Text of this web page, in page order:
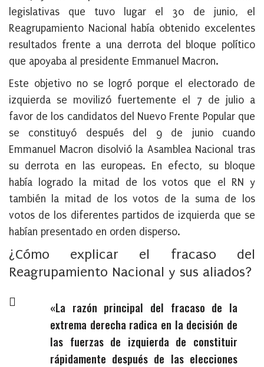
legislativas que tuvo lugar el 30 de junio, el
Reagrupamiento Nacional había obtenido excelentes
resultados frente a una derrota del bloque político
que apoyaba al presidente Emmanuel Macron.
Este objetivo no se logró porque el electorado de
izquierda se movilizó fuertemente el 7 de julio a
favor de los candidatos del Nuevo Frente Popular que
se constituyó después del 9 de junio cuando
Emmanuel Macron disolvió la Asamblea Nacional tras
su derrota en las europeas. En efecto, su bloque
había logrado la mitad de los votos que el RN y
también la mitad de los votos de la suma de los
votos de los diferentes partidos de izquierda que se
habían presentado en orden disperso.
¿Cómo explicar el fracaso del
Reagrupamiento Nacional y sus aliados?
«La razón principal del fracaso de la
extrema derecha radica en la decisión de
las fuerzas de izquierda de constituir
rápidamente después de las elecciones